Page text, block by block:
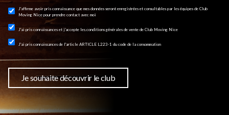
J'affirme avoir pris connaissance que mes données seront enregistrées et consultables par les équipes de Club
Moving Nice pour prendre contact avec moi
J'ai pris connaissances et j'accepte les conditions générales de vente de Club Moving Nice
J'ai pris connaissances de l'article ARTICLE L223-1 du code de la consommation